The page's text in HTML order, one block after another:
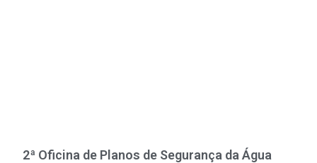
2ª Oficina de Planos de Segurança da Água